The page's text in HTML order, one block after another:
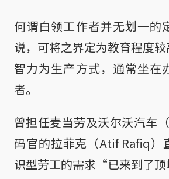
何谓白领工作者并无划一的
说，可将之界定为教育程度
智力为生产方式，通常坐在
者。
曾担任麦当劳及沃尔沃汽车
码官的拉菲克（Atif Rafiq）
识型劳工的需求“已来到了顶